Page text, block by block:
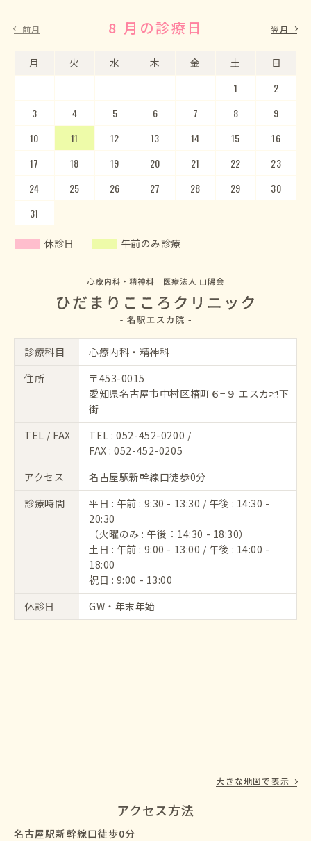
前月 8 月の診療日
月 火 水 木 金 土 日
1
2
3
4 5 6 7 8
9
10
11 12 13 14 15
16
17
18 19 20 21 22
23
24
25 26 27 28 29
30
31
9 月の診療日
月 火 水 木 金 土 日
5
6
7
8 9 10 11 12
13
14
15 16 17 18 19
20
21
22 23 24 25 26
27
28
29 30
翌月
休診日 午前のみ診療
診療科目
心療内科・精神科
住所
〒453-0015
愛知県名古屋市中村区椿町６−９ エスカ地下
街
TEL / FAX
TEL :052-452-0200 /
FAX : 052-452-0205
アクセス
名古屋駅新幹線口徒歩0分
診療時間
平日 : 午前 : 9:30 - 13:30 / 午後 : 14:30 -
20:30
（火曜のみ : 午後：14:30 - 18:30）
土日 : 午前 : 9:00 - 13:00 / 午後 : 14:00 -
18:00
祝日 : 9:00 - 13:00
休診日
GW・年末年始
大きな地図で表示
アクセス方法
名古屋駅新幹線口徒歩0分